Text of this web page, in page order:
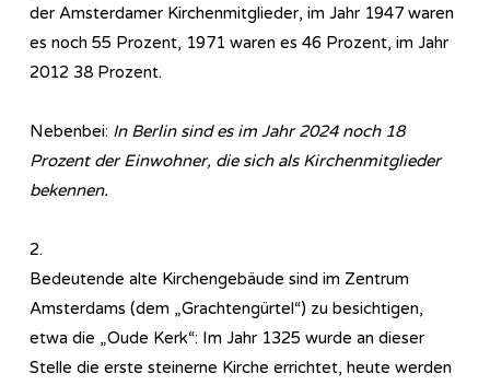
der Amsterdamer Kirchenmitglieder, im Jahr 1947 waren
es noch 55 Prozent, 1971 waren es 46 Prozent, im Jahr
2012 38 Prozent.
Nebenbei: In Berlin sind es im Jahr 2024 noch 18
Prozent der Einwohner, die sich als Kirchenmitglieder
bekennen.
2.
Bedeutende alte Kirchengebäude sind im Zentrum
Amsterdams (dem „Grachtengürtel“) zu besichtigen,
etwa die „Oude Kerk“: Im Jahr 1325 wurde an dieser
Stelle die erste steinerne Kirche errichtet, heute werden